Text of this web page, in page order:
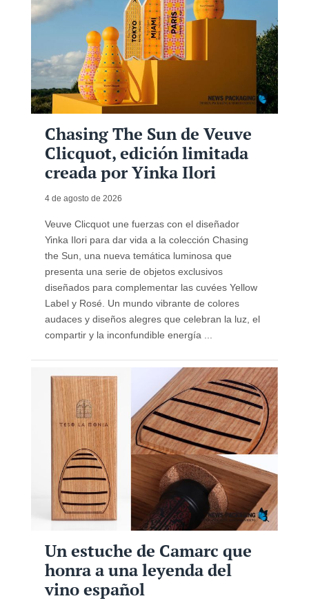
Chasing The Sun de Veuve
Clicquot, edición limitada
creada por Yinka Ilori
4 de agosto de 2026
Veuve Clicquot une fuerzas con el diseñador
Yinka Ilori para dar vida a la colección Chasing
the Sun, una nueva temática luminosa que
presenta una serie de objetos exclusivos
diseñados para complementar las cuvées Yellow
Label y Rosé. Un mundo vibrante de colores
audaces y diseños alegres que celebran la luz, el
compartir y la inconfundible energía ...
Un estuche de Camarc que
honra a una leyenda del
vino español